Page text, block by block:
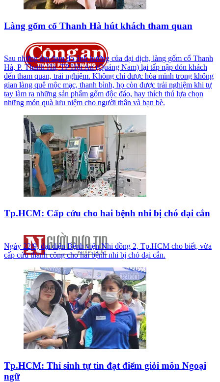
Làng gốm cổ Thanh Hà hút khách tham quan
Sau những ảm đạm do ảnh hưởng của đại dịch, làng gốm cổ Thanh
Hà, P. Thanh Hà, TP Hội An (Quảng Nam) lại tấp nập đón khách
đến tham quan, trải nghiệm. Không chỉ được hòa mình trong không
gian làng quê mộc mạc, thanh bình, họ còn được trải nghiệm khi tự
tay làm ra những sản phẩm gốm độc đáo, hay thích thú lựa chọn
những món quà lưu niệm cho người thân và bạn bè.
Tp.HCM: Cấp cứu cho hai bệnh nhi bị chó dại cắn
Ngày 22/9, đại diện Bệnh viện Nhi đồng 2, Tp.HCM cho biết, vừa
cấp cứu thành công cho hai bệnh nhi bị chó dại cắn.
Tp.HCM: Thí sinh tự tin đạt điểm giỏi môn Ngoại
ngữ